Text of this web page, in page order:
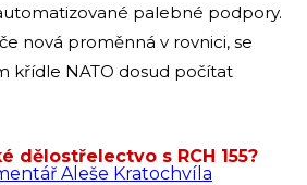
palebné podpory.
nová proměnná v rovnici, se
křídle NATO dosud počítat
dělostřelectvo s RCH 155?
Aleše Kratochvíla